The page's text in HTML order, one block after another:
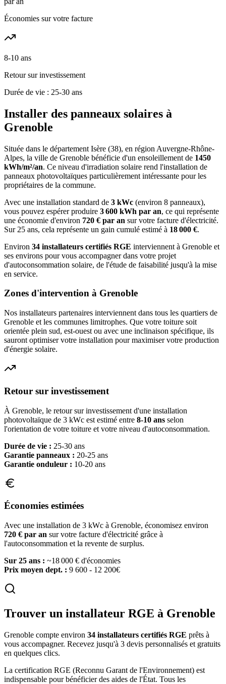
Économies sur votre facture
8-10 ans
Retour sur investissement
Durée de vie : 25-30 ans
Installer des panneaux solaires à
Grenoble
Située dans le département Isère (38), en région Auvergne-Rhône-
Alpes, la ville de Grenoble bénéficie d'un ensoleillement de 1450
kWh/m²/an. Ce niveau d'irradiation solaire rend l'installation de
panneaux photovoltaïques particulièrement intéressante pour les
propriétaires de la commune.
Avec une installation standard de 3 kWc (environ 8 panneaux),
vous pouvez espérer produire 3 600 kWh par an, ce qui représente
une économie d'environ 720 € par an sur votre facture d'électricité.
Sur 25 ans, cela représente un gain cumulé estimé à 18 000 €.
Environ 34 installateurs certifiés RGE interviennent à Grenoble et
ses environs pour vous accompagner dans votre projet
d'autoconsommation solaire, de l'étude de faisabilité jusqu'à la mise
en service.
Zones d'intervention à Grenoble
Nos installateurs partenaires interviennent dans tous les quartiers de
Grenoble et les communes limitrophes. Que votre toiture soit
orientée plein sud, est-ouest ou avec une inclinaison spécifique, ils
sauront optimiser votre installation pour maximiser votre production
d'énergie solaire.
Retour sur investissement
À Grenoble, le retour sur investissement d'une installation
photovoltaïque de 3 kWc est estimé entre 8-10 ans selon
l'orientation de votre toiture et votre niveau d'autoconsommation.
Durée de vie : 25-30 ans
Garantie panneaux : 20-25 ans
Garantie onduleur : 10-20 ans
Économies estimées
Avec une installation de 3 kWc à Grenoble, économisez environ
720 € par an sur votre facture d'électricité grâce à
l'autoconsommation et la revente de surplus.
Sur 25 ans : ~18 000 € d'économies
Prix moyen dept. : 9 600 - 12 200€
Trouver un installateur RGE à Grenoble
Grenoble compte environ 34 installateurs certifiés RGE prêts à
vous accompagner. Recevez jusqu'à 3 devis personnalisés et gratuits
en quelques clics.
La certification RGE (Reconnu Garant de l'Environnement) est
indispensable pour bénéficier des aides de l'État. Tous les